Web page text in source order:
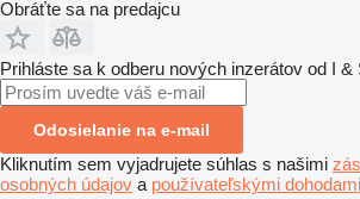
Obráťte sa na predajcu
Prihláste sa k odberu nových inzerátov od I &
Odosielanie na e-mail
Kliknutím sem vyjadrujete súhlas s našimi
osobných údajov a používateľskými dohodami